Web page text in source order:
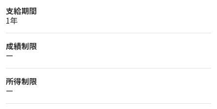
支給期間
1年
成績制限
ー
所得制限
ー